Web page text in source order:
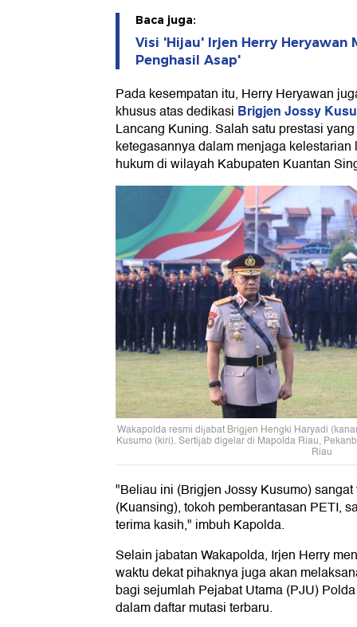
Baca juga:
Visi 'Hijau' Irjen Herry Heryawan
Penghasil Asap'
Pada kesempatan itu, Herry Heryawan
khusus atas dedikasi Brigjen Jossy
Lancang Kuning. Salah satu prestasi
ketegasannya dalam menjaga
hukum di wilayah Kabupaten Kuantan
Wakapolda resmi dijabat Brigjen Hengki Haryadi
Kusumo (kiri). Sertijab digelar di Mapolda Riau,
Riau
"Beliau ini (Brigjen Jossy Kusumo)
(Kuansing), tokoh pemberantasan PETI,
terima kasih," imbuh Kapolda.
Selain jabatan Wakapolda, Irjen Herry
waktu dekat pihaknya juga akan
bagi sejumlah Pejabat Utama (PJU)
dalam daftar mutasi terbaru.